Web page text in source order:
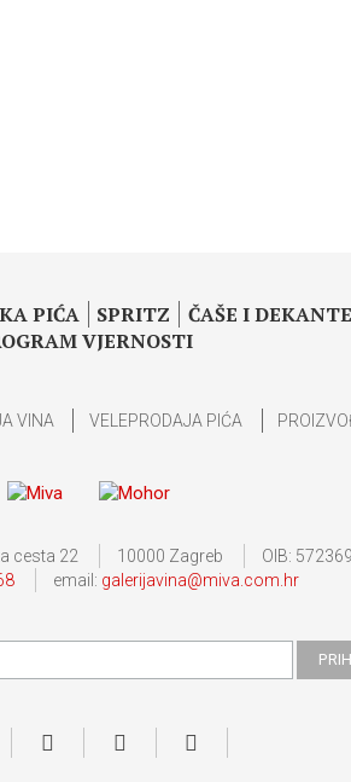
PIĆA SPRITZ ČAŠE I
VJERNOSTI
VINA VELEPRODAJA PIĆA
cesta 22 10000 Zagreb
OIB:
email: galerijavina@miva.com.hr